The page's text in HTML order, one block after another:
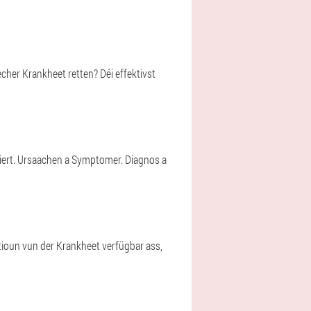
Krankheet retten? Déi effektivst
Ursaachen a Symptomer. Diagnos a
vun der Krankheet verfügbar ass,